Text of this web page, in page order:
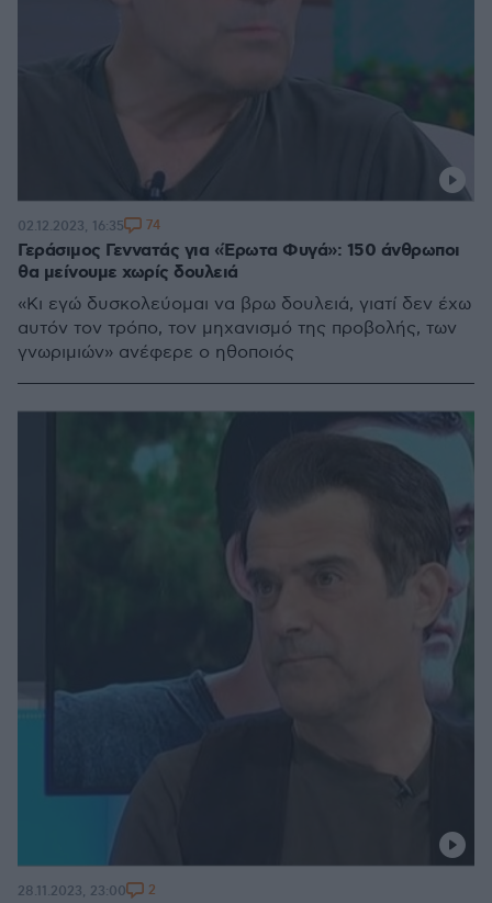
Γεράσιμος Γεννατάς για «Έρωτα Φυγά»: 150 άνθρωποι
θα μείνουμε χωρίς δουλειά
«Κι εγώ δυσκολεύομαι να βρω δουλειά, γιατί δεν έχω
αυτόν τον τρόπο, τον μηχανισμό της προβολής, των
γνωριμιών» ανέφερε ο ηθοποιός
02.12.2023, 16:35 74
28.11.2023, 23:00 2